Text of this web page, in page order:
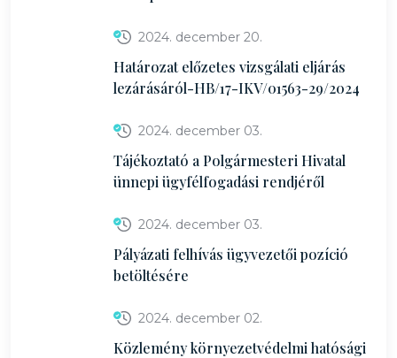
2024. december 20.
Határozat előzetes vizsgálati eljárás
lezárásáról-HB/17-IKV/01563-29/2024
2024. december 03.
Tájékoztató a Polgármesteri Hivatal
ünnepi ügyfélfogadási rendjéről
2024. december 03.
Pályázati felhívás ügyvezetői pozíció
betöltésére
2024. december 02.
Közlemény környezetvédelmi hatósági